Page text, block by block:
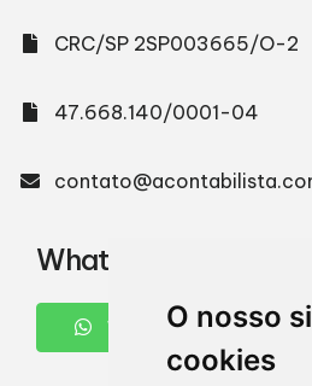
O nosso
cookies
CRC/SP 2SP003665/O-2
47.668.140/0001-04
WhatsApp
WHATSAPP